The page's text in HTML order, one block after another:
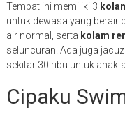
Tempat ini memiliki 3
untuk dewasa yang berair
air normal, serta kolam
seluncuran. Ada juga
sekitar 30 ribu untuk
Cipaku